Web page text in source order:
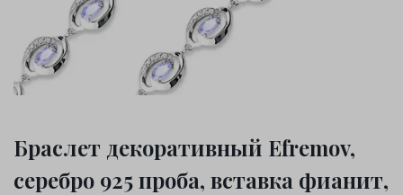
Браслет декоративный Efremov,
серебро 925 проба, вставка фианит,